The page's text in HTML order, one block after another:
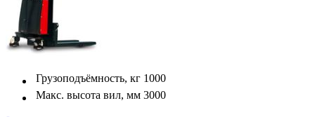
Грузоподъёмность, кг 1000
Макс. высота вил, мм 3000